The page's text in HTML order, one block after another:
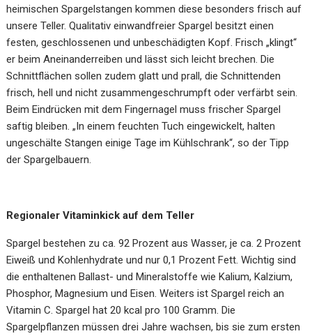
heimischen Spargelstangen kommen diese besonders frisch auf
unsere Teller. Qualitativ einwandfreier Spargel besitzt einen
festen, geschlossenen und unbeschädigten Kopf. Frisch „klingt“
er beim Aneinanderreiben und lässt sich leicht brechen. Die
Schnittflächen sollen zudem glatt und prall, die Schnittenden
frisch, hell und nicht zusammengeschrumpft oder verfärbt sein.
Beim Eindrücken mit dem Fingernagel muss frischer Spargel
saftig bleiben. „In einem feuchten Tuch eingewickelt, halten
ungeschälte Stangen einige Tage im Kühlschrank“, so der Tipp
der Spargelbauern.
Regionaler Vitaminkick auf dem Teller
Spargel bestehen zu ca. 92 Prozent aus Wasser, je ca. 2 Prozent
Eiweiß und Kohlenhydrate und nur 0,1 Prozent Fett. Wichtig sind
die enthaltenen Ballast- und Mineralstoffe wie Kalium, Kalzium,
Phosphor, Magnesium und Eisen. Weiters ist Spargel reich an
Vitamin C. Spargel hat 20 kcal pro 100 Gramm. Die
Spargelpflanzen müssen drei Jahre wachsen, bis sie zum ersten